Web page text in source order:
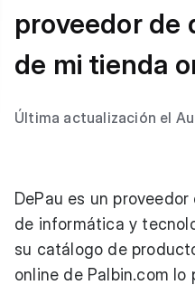
proveedor de
de mi tienda
Última actualización el
DePau es un
de informática y
su catálogo de
online de Palbin.com